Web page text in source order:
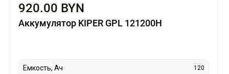
920.00 BYN
Аккумулятор KIPER GPL 121200H
Емкость, Ач 120